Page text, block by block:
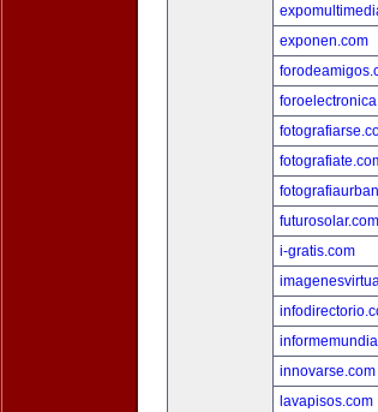
exponen.com
futurosolar.com
i-gratis.com
innovarse.com
lavapisos.com